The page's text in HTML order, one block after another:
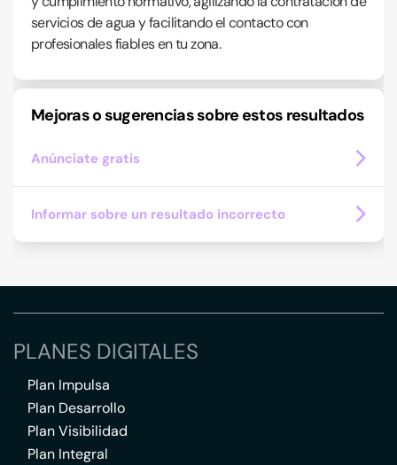
servicios de agua y facilitando el contacto con
profesionales fiables en tu zona.
Mejoras o sugerencias sobre estos resultados
Anúnciate gratis
Informar sobre un resultado incorrecto
PLANES DIGITALES
Plan Impulsa
Plan Desarrollo
Plan Visibilidad
Plan Integral